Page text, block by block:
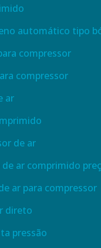
automático tipo
compressor
compressor
ar
de ar
ar comprimido
ar para compressor
direto
pressão